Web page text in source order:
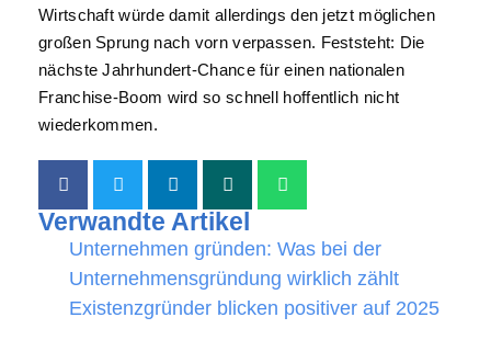
Wirtschaft würde damit allerdings den jetzt möglichen
großen Sprung nach vorn verpassen. Feststeht: Die
nächste Jahrhundert-Chance für einen nationalen
Franchise-Boom wird so schnell hoffentlich nicht
wiederkommen.
Verwandte Artikel
Unternehmen gründen: Was bei der
Unternehmensgründung wirklich zählt
Existenzgründer blicken positiver auf 2025